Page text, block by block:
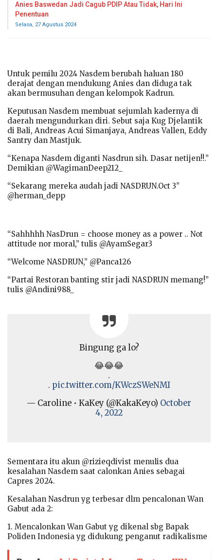
Anies Baswedan Jadi Cagub PDIP Atau Tidak, Hari Ini
Penentuan
Selasa, 27 Agustus 2024
Untuk pemilu 2024 Nasdem berubah haluan 180
derajat dengan mendukung Anies dan diduga tak
akan bermusuhan dengan kelompok Kadrun.
Keputusan Nasdem membuat sejumlah kadernya di
daerah mengundurkan diri. Sebut saja Kug Djelantik
di Bali, Andreas Acui Simanjaya, Andreas Vallen, Eddy
Santry dan Mastjuk.
“Kenapa Nasdem diganti Nasdrun sih. Dasar netijen!!.”
Demikian @WagimanDeep212_
“Sekarang mereka audah jadi NASDRUN.Oct 3”
@herman_depp
“Sahhhhh NasDrun = choose money as a power .. Not
attitude nor moral,” tulis @AyamSegar3
“Welcome NASDRUN,” @Panca126
“Partai Restoran banting stir jadi NASDRUN memang!”
tulis @Andini988_
Bingung ga lo?
😂😂😂
.
. pic.twitter.com/KWczSWeNMI
— Caroline • KaKey (@KakaKeyo) October
4, 2022
Sementara itu akun @rizieqdivist menulis dua
kesalahan Nasdem saat calonkan Anies sebagai
Capres 2024.
Kesalahan Nasdrun yg terbesar dlm pencalonan Wan
Gabut ada 2:
1. Mencalonkan Wan Gabut yg dikenal sbg Bapak
Poliden Indonesia yg didukung penganut radikalisme